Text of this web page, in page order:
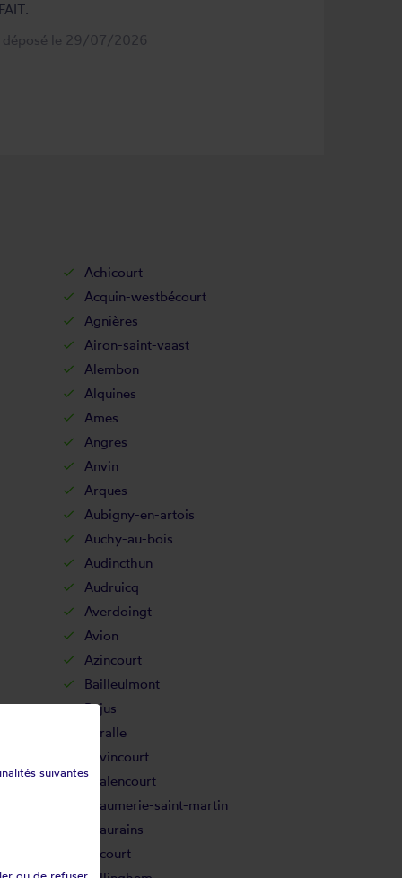
déposé le 29/07/2026
Achicourt
Acquin-westbécourt
Agnières
Airon-saint-vaast
Alembon
Alquines
Ames
Angres
Anvin
Arques
Aubigny-en-artois
Auchy-au-bois
Audincthun
Audruicq
Averdoingt
Avion
Azincourt
Bailleulmont
Bajus
Baralle
Bavincourt
Béalencourt
Beaumerie-saint-martin
Beaurains
Bécourt
suivantes